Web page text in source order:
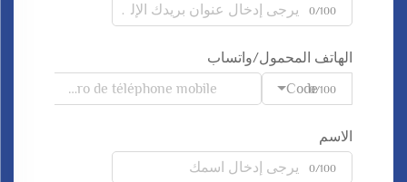
0/100
الهاتف المحمول/واتساب
Code0/100
الاسم
0/100